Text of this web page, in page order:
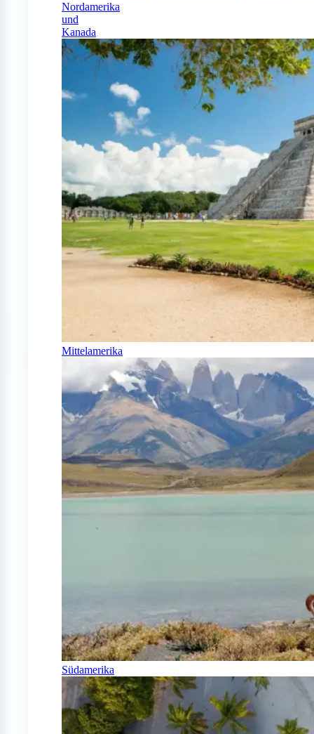
Nordamerika
und
Kanada
Mittelamerika
Südamerika